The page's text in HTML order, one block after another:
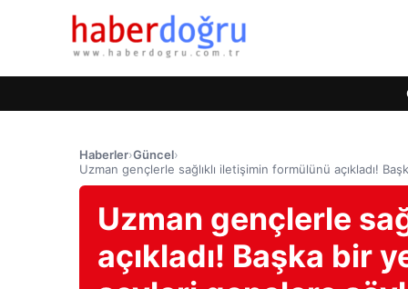
Haberler›Güncel›
Uzman gençlerle sağlıklı iletişimin formülünü açıkladı!
Uzman gençlerle
açıkladı! Başka bir